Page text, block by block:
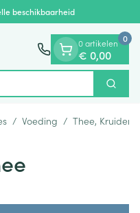
beschikbaarheid
Zoek
0 artikelen
€ 0,00
0
/ Voeding / Thee,